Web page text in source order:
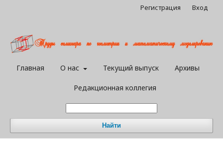
Главная О нас Текущий выпуск Архивы
Редакционная коллегия
Найти
Регистрация Вход